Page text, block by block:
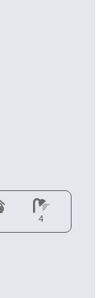
4